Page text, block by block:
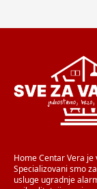
Home Centar Vera
Specializovani smo
usluge ugradnje